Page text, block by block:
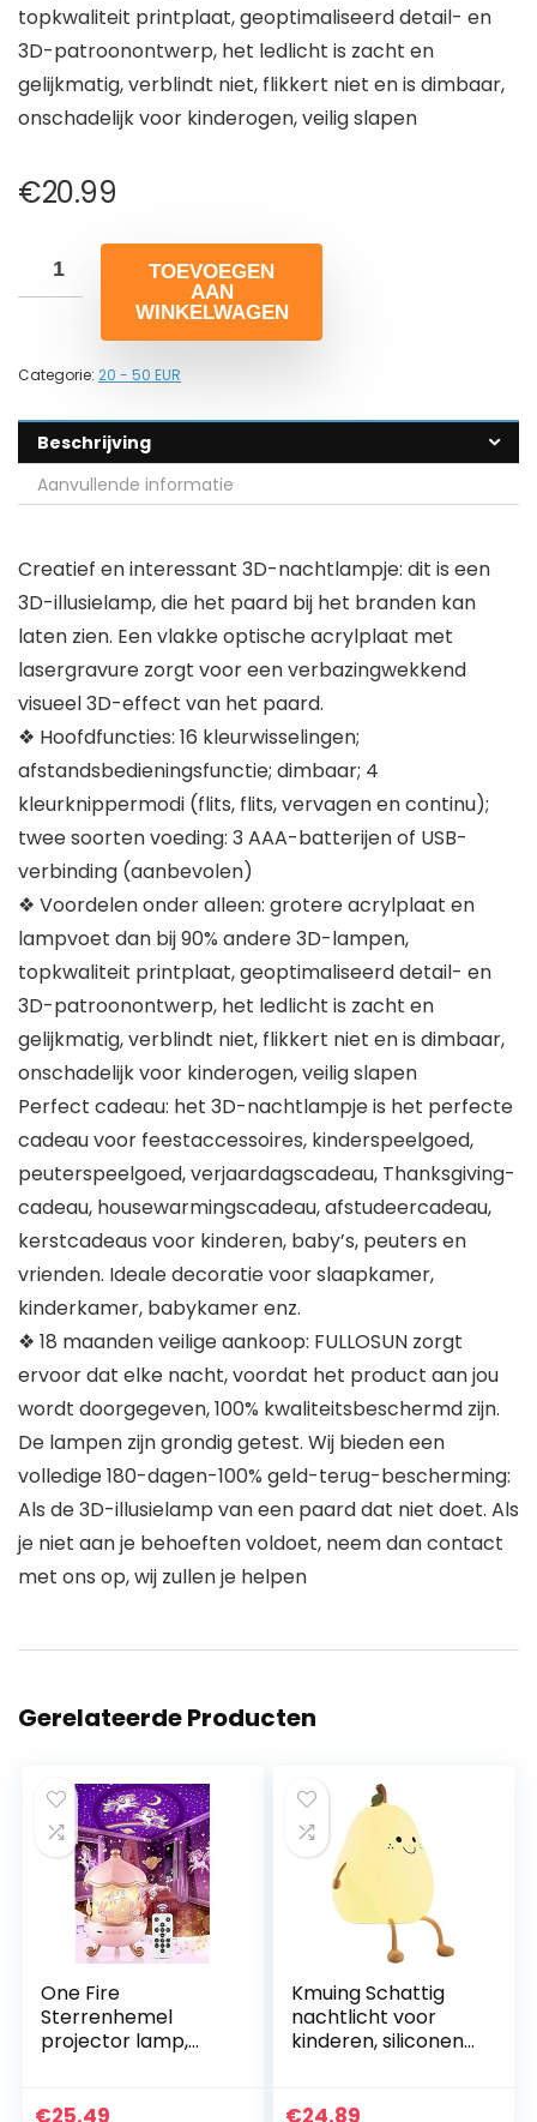
topkwaliteit printplaat, geoptimaliseerd detail- en
3D-patroonontwerp, het ledlicht is zacht en
gelijkmatig, verblindt niet, flikkert niet en is dimbaar,
onschadelijk voor kinderogen, veilig slapen
€20.99
TOEVOEGEN
AAN
WINKELWAGEN
Categorie: 20 - 50 EUR
Beschrijving
Aanvullende informatie
Creatief en interessant 3D-nachtlampje: dit is een
3D-illusielamp, die het paard bij het branden kan
laten zien. Een vlakke optische acrylplaat met
lasergravure zorgt voor een verbazingwekkend
visueel 3D-effect van het paard.
❖ Hoofdfuncties: 16 kleurwisselingen;
afstandsbedieningsfunctie; dimbaar; 4
kleurknippermodi (flits, flits, vervagen en continu);
twee soorten voeding: 3 AAA-batterijen of USB-
verbinding (aanbevolen)
❖ Voordelen onder alleen: grotere acrylplaat en
lampvoet dan bij 90% andere 3D-lampen,
topkwaliteit printplaat, geoptimaliseerd detail- en
3D-patroonontwerp, het ledlicht is zacht en
gelijkmatig, verblindt niet, flikkert niet en is dimbaar,
onschadelijk voor kinderogen, veilig slapen
Perfect cadeau: het 3D-nachtlampje is het perfecte
cadeau voor feestaccessoires, kinderspeelgoed,
peuterspeelgoed, verjaardagscadeau, Thanksgiving-
cadeau, housewarmingscadeau, afstudeercadeau,
kerstcadeaus voor kinderen, baby’s, peuters en
vrienden. Ideale decoratie voor slaapkamer,
kinderkamer, babykamer enz.
❖ 18 maanden veilige aankoop: FULLOSUN zorgt
ervoor dat elke nacht, voordat het product aan jou
wordt doorgegeven, 100% kwaliteitsbeschermd zijn.
De lampen zijn grondig getest. Wij bieden een
volledige 180-dagen-100% geld-terug-bescherming:
Als de 3D-illusielamp van een paard dat niet doet. Als
je niet aan je behoeften voldoet, neem dan contact
met ons op, wij zullen je helpen
Gerelateerde Producten
One Fire
Sterrenhemel
projector lamp,
Nachtlampje
€25.49
Kmuing Schattig
nachtlicht voor
kinderen, siliconen
licht 7 kleuren USB
€24.89